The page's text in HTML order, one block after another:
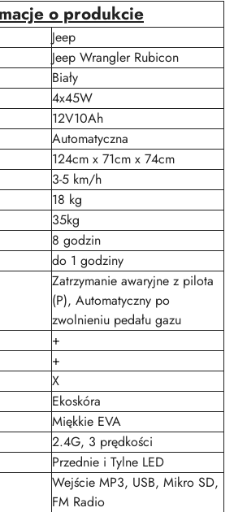
o produkcie
Jeep
Jeep Wrangler Rubicon
Biały
4x45W
12V10Ah
Automatyczna
124cm x 71cm x 74cm
3-5 km/h
18 kg
35kg
8 godzin
do 1 godziny
Zatrzymanie awaryjne z pilota
(P), Automatyczny po
zwolnieniu pedału gazu
+
+
X
Ekoskóra
Miękkie EVA
2.4G, 3 prędkości
Przednie i Tylne LED
Wejście MP3, USB, Mikro SD,
FM Radio